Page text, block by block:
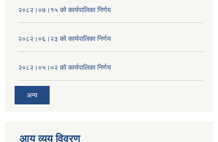
२०८२।०७।१५ को कार्यपालिका निर्णय
२०८२।०६।२३ को कार्यपालिका निर्णय
२०८२।०५।०२ को कार्यपालिका निर्णय
अन्य
आय व्यय विवरण